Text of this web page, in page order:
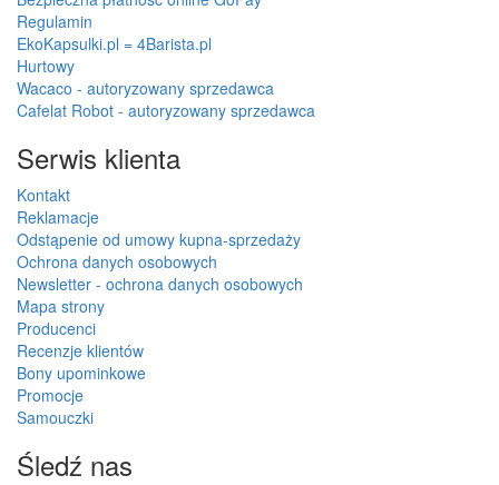
Regulamin
EkoKapsulki.pl = 4Barista.pl
Hurtowy
Wacaco - autoryzowany sprzedawca
Cafelat Robot - autoryzowany sprzedawca
Serwis klienta
Kontakt
Reklamacje
Odstąpenie od umowy kupna-sprzedaży
Ochrona danych osobowych
Newsletter - ochrona danych osobowych
Mapa strony
Producenci
Recenzje klientów
Bony upominkowe
Promocje
Samouczki
Śledź nas